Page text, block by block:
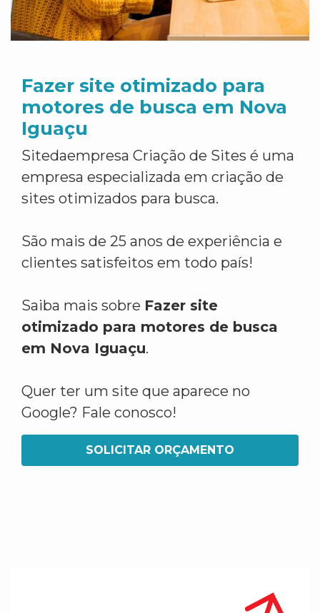
Fazer site otimizado para
motores de busca em Nova
Iguaçu
Sitedaempresa Criação de Sites é uma
empresa especializada em criação de
sites otimizados para busca.
São mais de 25 anos de experiência e
clientes satisfeitos em todo país!
Saiba mais sobre Fazer site
otimizado para motores de busca
em Nova Iguaçu.
Quer ter um site que aparece no
Google? Fale conosco!
SOLICITAR ORÇAMENTO